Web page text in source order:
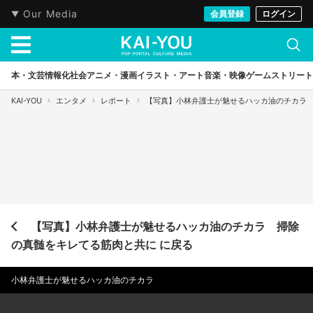
Our Media 会員登録 ログイン
本・文芸情報化社会アニメ・漫画イラスト・アート音楽・映像ゲームストリート
KAI-YOU エンタメ レポート 【写真】小林弁護士が魅せるハッカ油のチカ
【写真】小林弁護士が魅せるハッカ油のチカラ 掃除
の真髄をキレてる筋肉と共に に戻る
小林弁護士が魅せるハッカ油のチカラ